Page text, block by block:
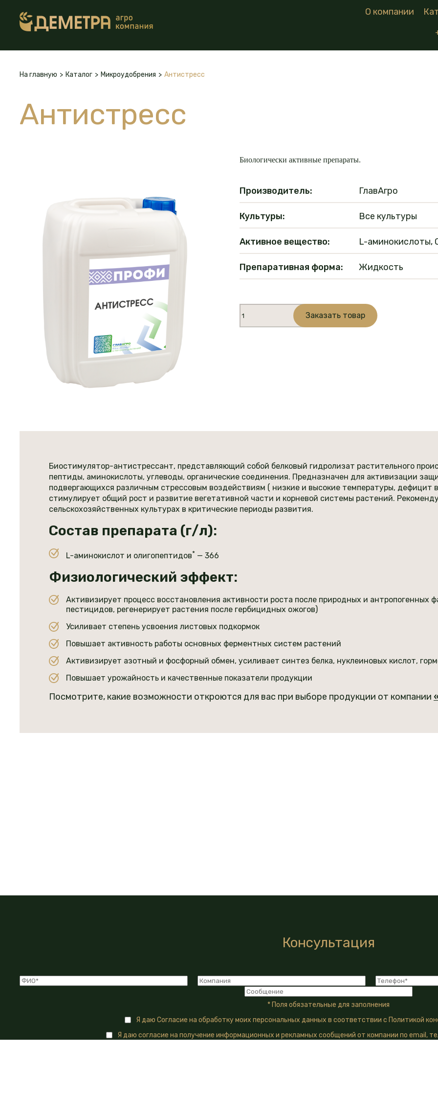
О компании
На главную > Каталог > Микроудобрения > Антистресс
Антистресс
Биологически активные препараты.
Производитель: ГлавАгро
Культуры: Все культуры
Активное вещество: L-аминокислоты,
Препаративная форма: Жидкость
товара
Антистресс
Заказать товар
Биостимулятор-антистрессант, представляющий собой белковый гидролизат растительного
пептиды, аминокислоты, углеводы, органические соединения. Предназначен для активизации
подвергающихся различным стрессовым воздействиям ( низкие и высокие температуры, дефицит
стимулирует общий рост и развитие вегетативной части и корневой системы растений.
сельскохозяйственных культурах в критические периоды развития.
Состав препарата (г/л):
L-аминокислот и олигопептидов* — 366
Физиологический эффект:
Активизирует процесс восстановления активности роста после природных и антропогенных
пестицидов, регенерирует растения после гербицидных ожогов)
Усиливает степень усвоения листовых подкормок
Повышает активность работы основных ферментных систем растений
Активизирует азотный и фосфорный обмен, усиливает синтез белка, нуклеиновых кислот,
Повышает урожайность и качественные показатели продукции
Посмотрите, какие возможности откроются для вас при выборе продукции от компании
Консультация
* Поля обязательные для заполнения
Я даю Согласие на обработку моих персональных данных в соответствии с Политикой
Я даю согласие на получение информационных и рекламных сообщений от компании по email,